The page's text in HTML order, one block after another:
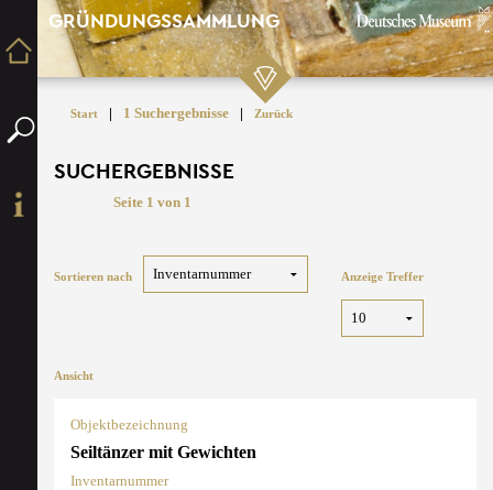
GRÜNDUNGSSAMMLUNG
Start | 1 Suchergebnisse | Zurück
SUCHERGEBNISSE
Seite 1 von 1
Sortieren nach Anzeige Treffer
Ansicht
Objektbezeichnung
Seiltänzer mit Gewichten
Inventarnummer